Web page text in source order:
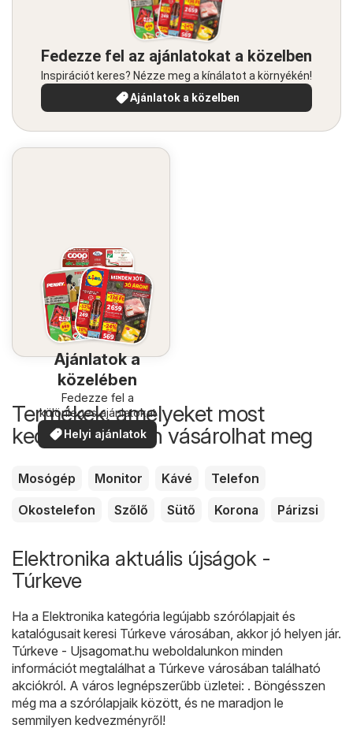
Fedezze fel az ajánlatokat a közelben
Inspirációt keres? Nézze meg a kínálatot a környékén!
Ajánlatok a közelben
Ajánlatok a
közelében
Fedezze fel a
különleges ajánlatokat
Helyi ajánlatok
Termékek, amelyeket most
kedvezőbb áron vásárolhat meg
Mosógép Monitor Kávé
Telefon
Okostelefon
Szőlő Sütő Korona Párizsi
Elektronika aktuális újságok -
Túrkeve
Ha a Elektronika kategória legújabb szórólapjait és
katalógusait keresi Túrkeve városában, akkor jó helyen jár.
Túrkeve - Ujsagomat.hu weboldalunkon minden
információt megtalálhat a Túrkeve városában található
akciókról. A város legnépszerűbb üzletei: . Böngésszen
még ma a szórólapjaik között, és ne maradjon le
semmilyen kedvezményről!